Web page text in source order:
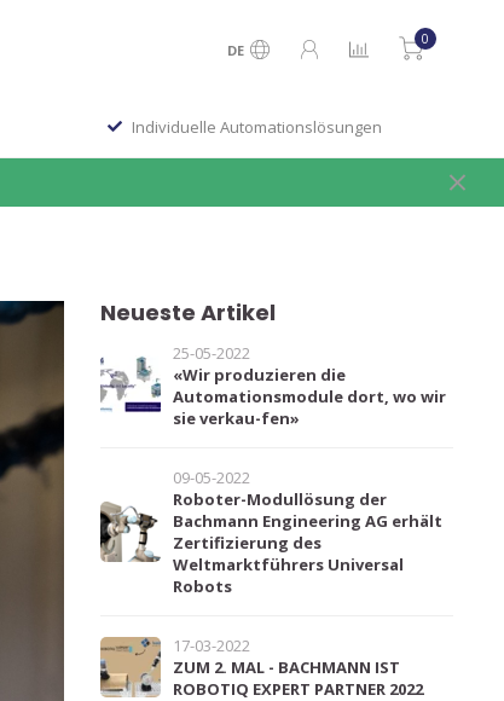
DE
0
Individuelle Automationslösungen
Neueste Artikel
25-05-2022
«Wir produzieren die
Automationsmodule dort, wo wir
sie verkau-fen»
09-05-2022
Roboter-Modullösung der
Bachmann Engineering AG erhält
Zertifizierung des
Weltmarktführers Universal
Robots
17-03-2022
ZUM 2. MAL - BACHMANN IST
ROBOTIQ EXPERT PARTNER 2022